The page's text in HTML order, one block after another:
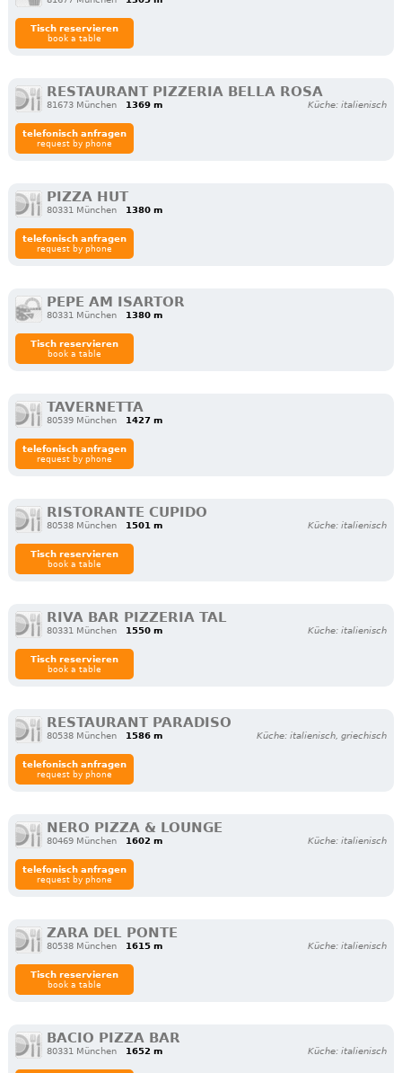
Tisch reservieren
book a table
RESTAURANT PIZZERIA BELLA ROSA
81673 München 1369 m Küche: italienisch
telefonisch anfragen
request by phone
PIZZA HUT
80331 München 1380 m
telefonisch anfragen
request by phone
PEPE AM ISARTOR
80331 München 1380 m
Tisch reservieren
book a table
TAVERNETTA
80539 München 1427 m
telefonisch anfragen
request by phone
RISTORANTE CUPIDO
80538 München 1501 m Küche: italienisch
Tisch reservieren
book a table
RIVA BAR PIZZERIA TAL
80331 München 1550 m Küche: italienisch
Tisch reservieren
book a table
RESTAURANT PARADISO
80538 München 1586 m Küche: italienisch, griechisch
telefonisch anfragen
request by phone
NERO PIZZA & LOUNGE
80469 München 1602 m Küche: italienisch
telefonisch anfragen
request by phone
ZARA DEL PONTE
80538 München 1615 m Küche: italienisch
Tisch reservieren
book a table
BACIO PIZZA BAR
80331 München 1652 m Küche: italienisch